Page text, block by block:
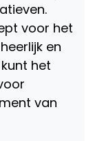
voor het
en
het
van